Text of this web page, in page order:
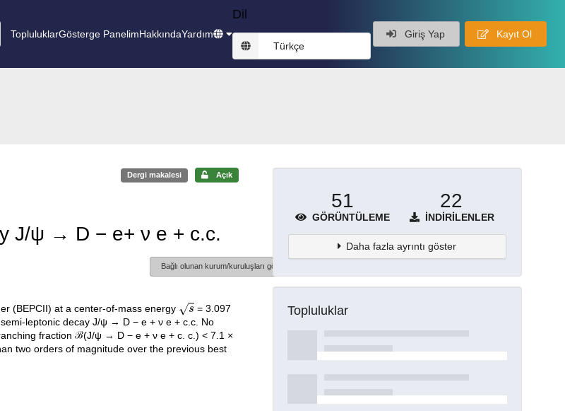
TopluluklarGösterge PanelimHakkındaYardım
Dil
Türkçe
Giriş Yap Kayıt Ol
Dergi makalesi Açık
J/ψ → D − e+ ν e + c.c.
Bağlı olunan kurum/kuruluşları göster
(BEPCII) at a center-of-mass energy
= 3.097
leptonic decay J/ψ → D − e + ν e + c.c. No
fraction ℬ(J/ψ → D − e + ν e + c. c.) < 7.1 ×
two orders of magnitude over the previous best
51
GÖRÜNTÜLEME
22
İNDIRILENLER
Daha fazla ayrıntı göster
Topluluklar